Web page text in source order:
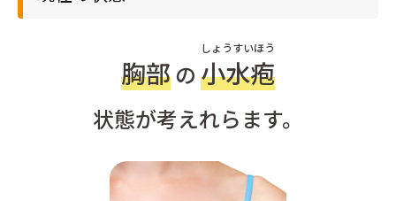
胸部の 小水疱
しょうすいほう
状態が考えれらます。